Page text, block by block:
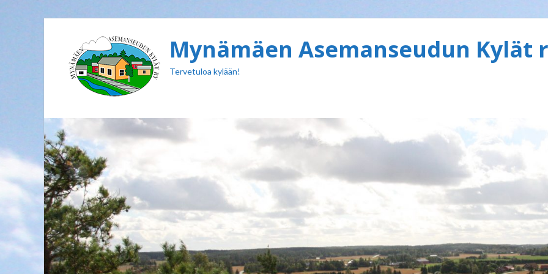
Mynämäen Asemanseudun Kylät
Tervetuloa kylään!